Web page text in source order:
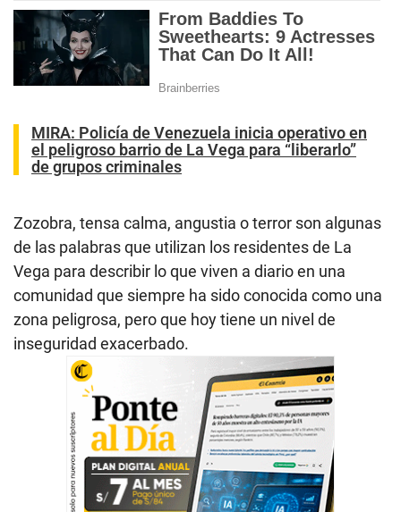
MIRA: Policía de Venezuela inicia operativo en
el peligroso barrio de La Vega para “liberarlo”
de grupos criminales
Zozobra, tensa calma, angustia o terror son algunas
de las palabras que utilizan los residentes de La
Vega para describir lo que viven a diario en una
comunidad que siempre ha sido conocida como una
zona peligrosa, pero que hoy tiene un nivel de
inseguridad exacerbado.